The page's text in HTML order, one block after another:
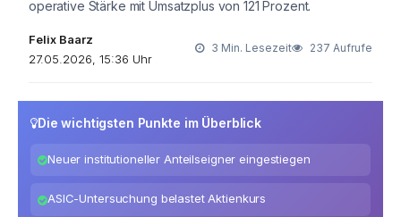
operative Stärke mit Umsatzplus von 121 Prozent.
Felix Baarz
27.05.2026, 15:36 Uhr
3 Min. Lesezeit 237 Aufrufe
Die wichtigsten Punkte im Überblick
Neuer institutioneller Anteilseigner eingestiegen
ASIC-Untersuchung belastet Aktienkurs